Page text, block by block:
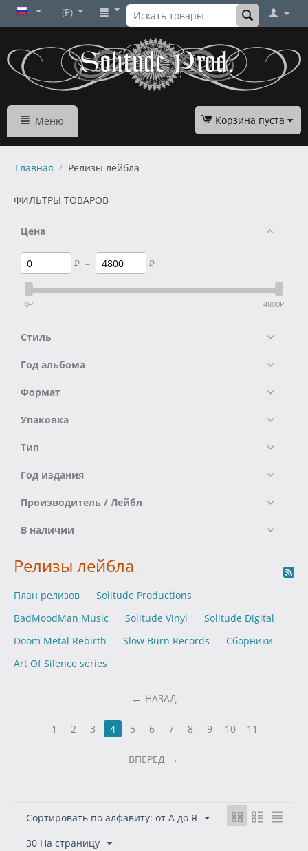
(₽)
Меню Корзина пуста
Главная / Релизы лейбла
ФИЛЬТРЫ ТОВАРОВ
Цена
₽ – ₽
0₽ 4800₽
Стиль
Год альбома
Формат
Упаковка
Тип
Год издания
Производитель / Лейбл
В наличии
Релизы лейбла
План релизов
Solitude Productions
BadMoodMan Music
Solitude Vinyl
Solitude Digital
Doom Metal Rebirth
Slow Burn Records
Сборники
Art Of Silence series
НАЗАД
1 2 3 4 5 6 7 8 9 10 11
ВПЕРЕД
Сортировать по алфавиту: от А до Я
30 На страницу